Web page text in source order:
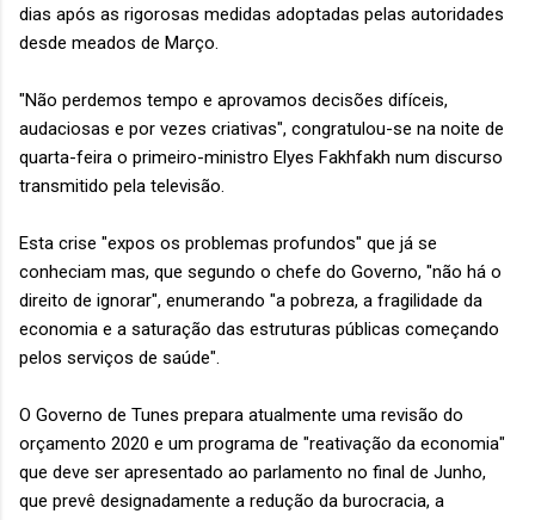
dias após as rigorosas medidas adoptadas pelas autoridades
desde meados de Março.
"Não perdemos tempo e aprovamos decisões difí­ceis,
audaciosas e por vezes criativas", congratulou-se na noite de
quarta-feira o primeiro-ministro Elyes Fakhfakh num discurso
transmitido pela televisão.
Esta crise "expos os problemas profundos" que já se
conheciam mas, que segundo o chefe do Governo, "não há o
direito de ignorar", enumerando "a pobreza, a fragilidade da
economia e a saturação das estruturas públicas começando
pelos serviços de saúde".
O Governo de Tunes prepara atualmente uma revisão do
orçamento 2020 e um programa de "reativação da economia"
que deve ser apresentado ao parlamento no final de Junho,
que prevê designadamente a redução da burocracia, a